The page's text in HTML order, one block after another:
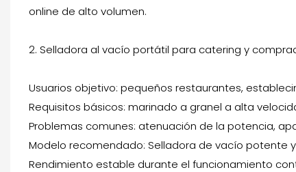
online de alto volumen.
2. Selladora al vacío portátil para catering y
Usuarios objetivo: pequeños restaurantes,
Requisitos básicos: marinado a granel a alta
Problemas comunes: atenuación de la potencia,
Modelo recomendado: Selladora de vacío potente
Rendimiento estable durante el funcionamiento